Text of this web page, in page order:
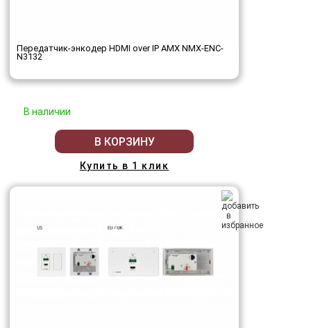
Передатчик-энкодер HDMI over IP AMX NMX-ENC-
N3132
В наличии
В КОРЗИНУ
Купить в 1 клик